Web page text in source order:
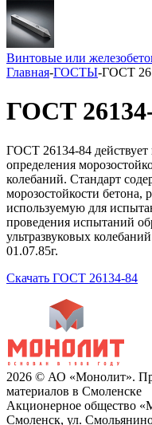
Винтовые или
Главная-ГОСТЫ-ГОСТ
ГОСТ
ГОСТ 26134-84 действует
определения
колебаний. Стандарт
морозостойкости бетона,
используемую для
проведения испытаний
ультразвуковых
01.07.85г.
Скачать ГОСТ 26134-84
2026 © АО «Монолит».
материалов в Смоленске
Акционерное общество
Смоленск, ул.